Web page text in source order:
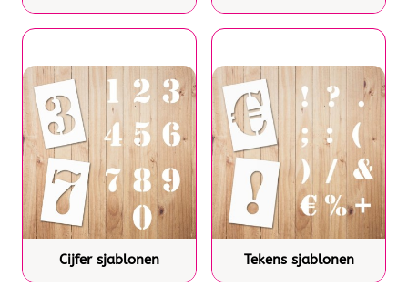
Cijfer sjablonen Tekens sjablonen